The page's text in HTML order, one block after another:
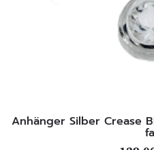
Anhänger Silber Crease